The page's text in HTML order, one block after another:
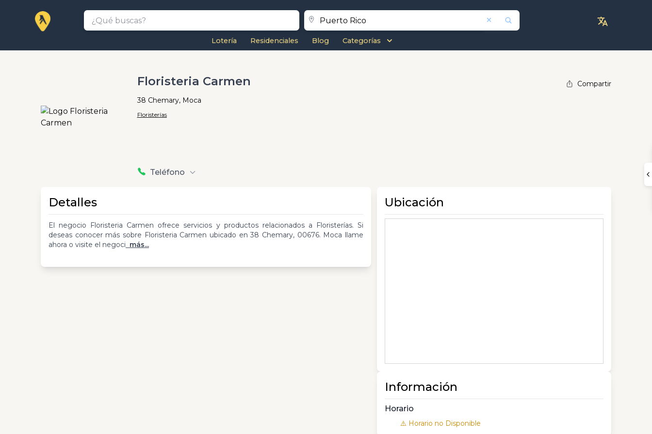
Lotería Residenciales Blog Categorías
Floristeria Carmen
38 Chemary, Moca
Floristerías
Teléfono
Compartir
Detalles
El negocio Floristeria Carmen ofrece servicios y productos relacionados a Floristerías. Si
deseas conocer más sobre Floristeria Carmen ubicado en 38 Chemary, 00676. Moca llame
ahora o visite el negoci más...
Ubicación
Información
Horario
⚠️ Horario no Disponible